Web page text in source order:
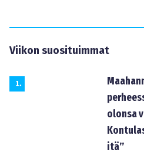
Viikon suosituimmat
1.
olonsa
itä”